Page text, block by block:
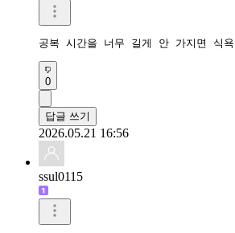
공복 시간을 너무 길게 안 가지면 식
0
답글 쓰기
2026.05.21 16:56
ssul0115